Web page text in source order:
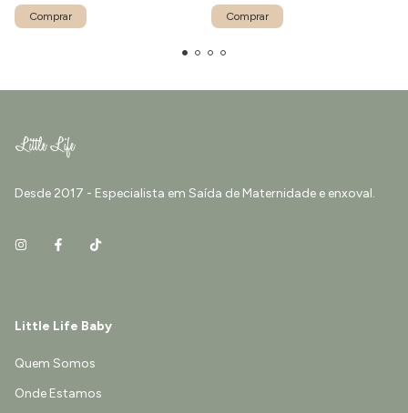
Comprar Comprar
Desde 2017 - Especialista em Saída de Maternidade e enxoval.
Little Life Baby
Quem Somos
Onde Estamos